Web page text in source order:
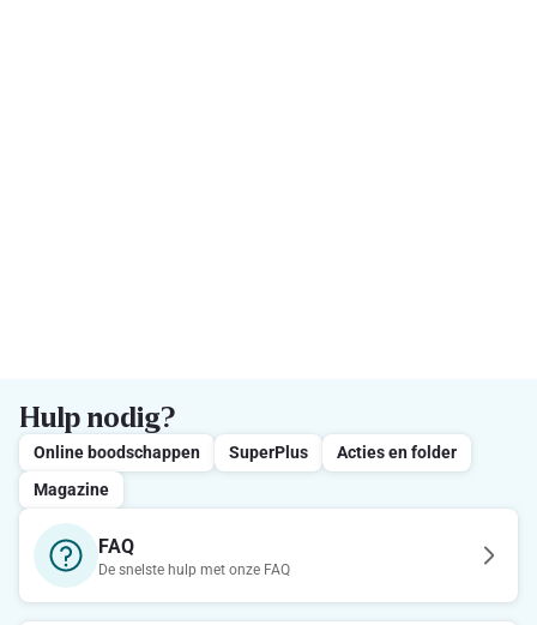
Hulp nodig?
Online boodschappen SuperPlus
Acties en folder
Magazine
FAQ
De snelste hulp met onze FAQ